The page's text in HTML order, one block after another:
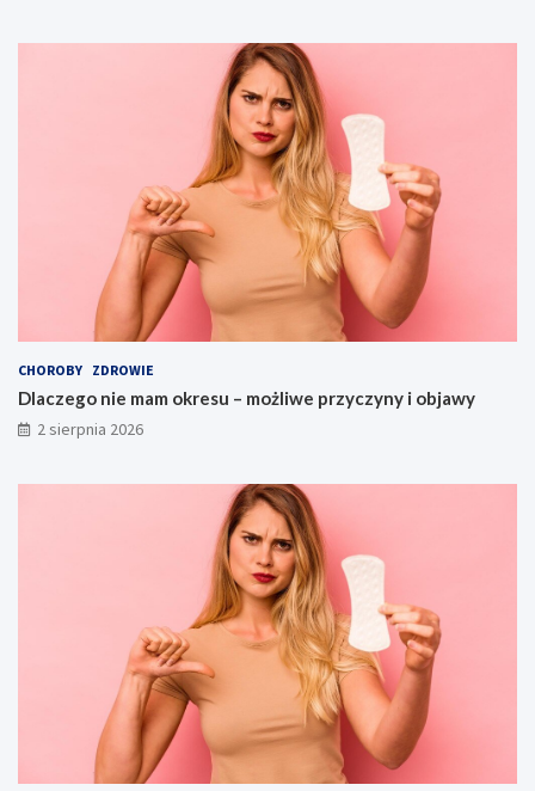
CHOROBY ZDROWIE
Dlaczego nie mam okresu – możliwe przyczyny i objawy
2 sierpnia 2026